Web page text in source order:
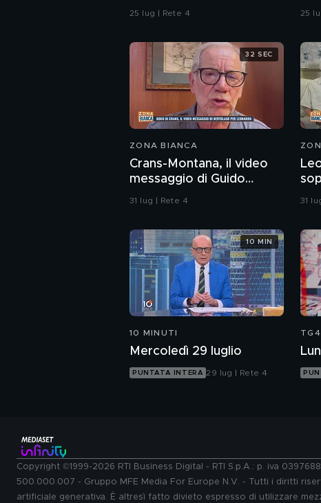
omicidio
25 lug | Rete 4 25
ZONA BIANCA
Crans-Montana, il video
messaggio di Guido
Bertolaso per Leonardo
31 lug | Rete 4
32 SEC
31
10 MINUTI
Mercoledì 29 luglio
PUNTATA INTERA 29 lug | Rete 4
10 MIN
Copyright ©1999-2026 RTI Business Digital - RTI S.p.A.: p. iva
500.000.007 - Gruppo MFE Media For Europe N.V. - Tutti i diritti
artificiale generativa. È altresì fatto divieto espresso di utilizzare